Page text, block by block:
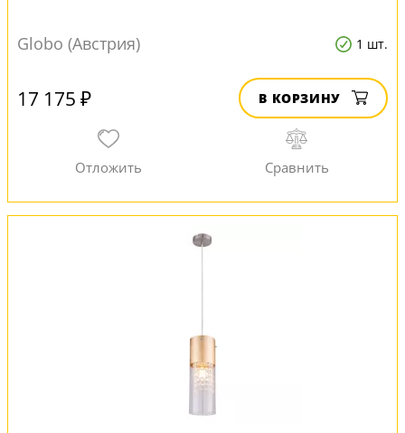
Globo (Австрия) 1 шт.
17 175 ₽ В КОРЗИНУ